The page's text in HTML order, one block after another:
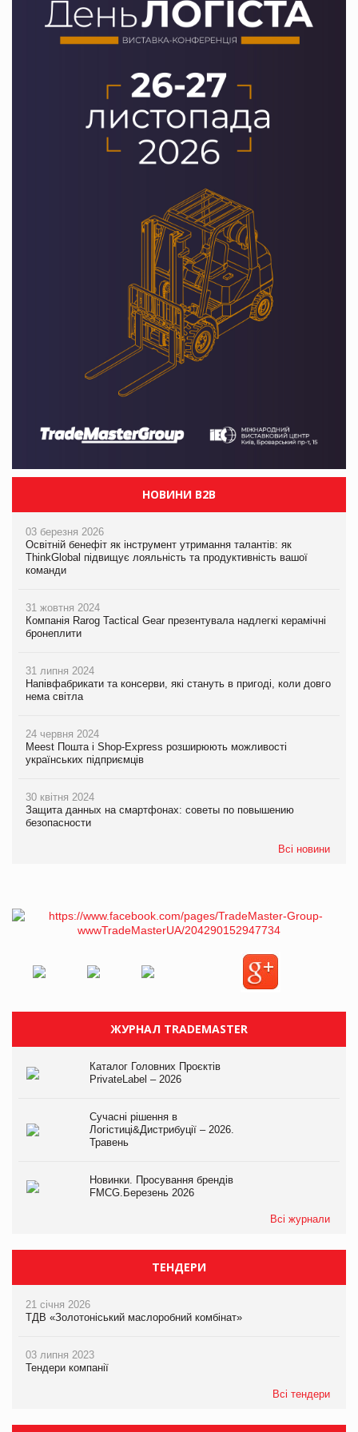
НОВИНИ B2B
03 березня 2026
Освітній бенефіт як інструмент утримання талантів: як
ThinkGlobal підвищує лояльність та продуктивність вашої
команди
31 жовтня 2024
Компанія Rarog Tactical Gear презентувала надлегкі керамічні
бронеплити
31 липня 2024
Напівфабрикати та консерви, які стануть в пригоді, коли довго
нема світла
24 червня 2024
Meest Пошта і Shop-Express розширюють можливості
українських підприємців
30 квітня 2024
Защита данных на смартфонах: советы по повышению
безопасности
Всі новини
ЖУРНАЛ TRADEMASTER
Каталог Головних Проєктів
PrivateLabel – 2026
Сучасні рішення в
Логістиці&Дистрибуції – 2026.
Травень
Новинки. Просування брендів
FMCG.Березень 2026
Всі журнали
ТЕНДЕРИ
21 січня 2026
ТДВ «Золотоніський маслоробний комбінат»
03 липня 2023
Тендери компанії
Всі тендери